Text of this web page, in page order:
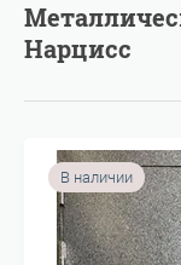
Нарцисс
В наличии